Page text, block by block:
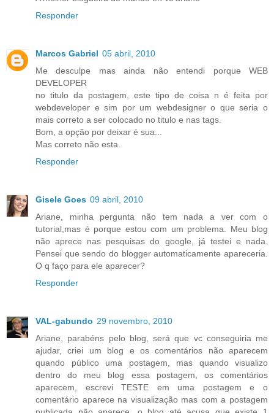
Responder
Marcos Gabriel 05 abril, 2010
Me desculpe mas ainda não entendi porque WEB
DEVELOPER
no titulo da postagem, este tipo de coisa n é feita por
webdeveloper e sim por um webdesigner o que seria o
mais correto a ser colocado no titulo e nas tags.
Bom, a opção por deixar é sua...
Mas correto não esta.
Responder
Gisele Goes 09 abril, 2010
Ariane, minha pergunta não tem nada a ver com o
tutorial,mas é porque estou com um problema. Meu blog
não aprece nas pesquisas do google, já testei e nada.
Pensei que sendo do blogger automaticamente apareceria.
O q faço para ele aparecer?
Responder
VAL-gabundo 29 novembro, 2010
Ariane, parabéns pelo blog, será que vc conseguiria me
ajudar, criei um blog e os comentários não aparecem
quando público uma postagem, mas quando visualizo
dentro do meu blog essa postagem, os comentários
aparecem, escrevi TESTE em uma postagem e o
comentário aparece na visualização mas com a postagem